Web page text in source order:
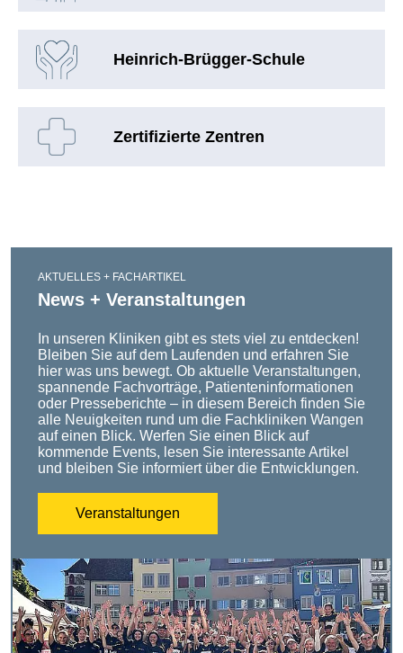
Heinrich-Brügger-Schule
Zertifizierte Zentren
AKTUELLES + FACHARTIKEL
News + Veranstaltungen
In unseren Kliniken gibt es stets viel zu entdecken!
Bleiben Sie auf dem Laufenden und erfahren Sie
hier was uns bewegt. Ob aktuelle Veranstaltungen,
spannende Fachvorträge, Patienteninformationen
oder Presseberichte – in diesem Bereich finden Sie
alle Neuigkeiten rund um die Fachkliniken Wangen
auf einen Blick. Werfen Sie einen Blick auf
kommende Events, lesen Sie interessante Artikel
und bleiben Sie informiert über die Entwicklungen.
Veranstaltungen